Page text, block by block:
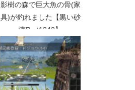
影樹の森で巨大魚の骨(家
具)が釣れました【黒い砂
漠Part1342】